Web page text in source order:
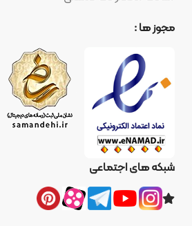
مجوز ها :
شبکه های اجتماعی